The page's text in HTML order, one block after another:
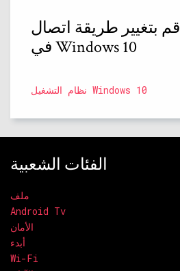
قم بتغيير طريقة اتصال Cortana بك
في Windows 10
نظام التشغيل Windows 10
الفئات الشعبية
ملف
Android Tv
الأمان
أبدء
Wi-Fi